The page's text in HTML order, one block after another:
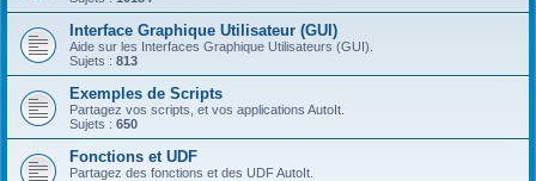
Interface Graphique Utilisateur (GUI)
Aide sur les Interfaces Graphique Utilisateurs (GUI).
Sujets : 813
Exemples de Scripts
Partagez vos scripts, et vos applications AutoIt.
Sujets : 650
Fonctions et UDF
Partagez des fonctions et des UDF AutoIt.